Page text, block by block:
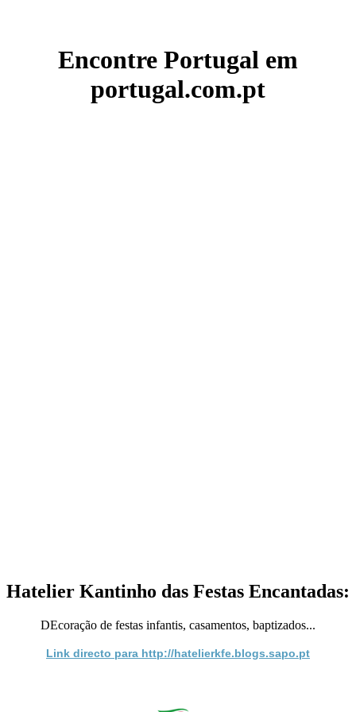
Encontre Portugal em
portugal.com.pt
Hatelier Kantinho das Festas Encantadas:
DEcoração de festas infantis, casamentos, baptizados...
Link directo para http://hatelierkfe.blogs.sapo.pt